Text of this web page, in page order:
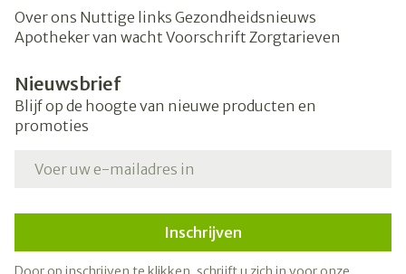
Over ons Nuttige links Gezondheidsnieuws
Apotheker van wacht Voorschrift Zorgtarieven
Nieuwsbrief
Blijf op de hoogte van nieuwe producten en
promoties
Inschrijven